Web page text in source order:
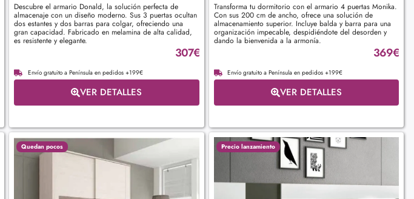
Descubre el armario Donald, la solución perfecta de
almacenaje con un diseño moderno. Sus 3 puertas ocultan
dos estantes y dos barras para colgar, ofreciendo una
gran capacidad. Fabricado en melamina de alta calidad,
es resistente y elegante.
307€
Envío gratuito a Península en pedidos +199€
VER DETALLES
Transforma tu dormitorio con el armario 4 puertas Monika.
Con sus 200 cm de ancho, ofrece una solución de
almacenamiento superior. Incluye balda y barra para una
organización impecable, despidiéndote del desorden y
dando la bienvenida a la armonía.
369€
Envío gratuito a Península en pedidos +199€
VER DETALLES
Quedan pocos Precio lanzamiento